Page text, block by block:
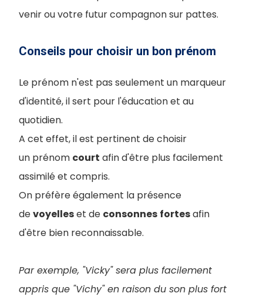
venir ou votre futur compagnon sur pattes.
Conseils pour choisir un bon prénom
Le prénom n'est pas seulement un marqueur
d'identité, il sert pour l'éducation et au
quotidien.
A cet effet, il est pertinent de choisir
un prénom court afin d'être plus facilement
assimilé et compris.
On préfère également la présence
devoyelleset de consonnes fortesafin
d'être bien reconnaissable.
Par exemple, "Vicky" sera plus facilement
appris que "Vichy" en raison du son plus fort